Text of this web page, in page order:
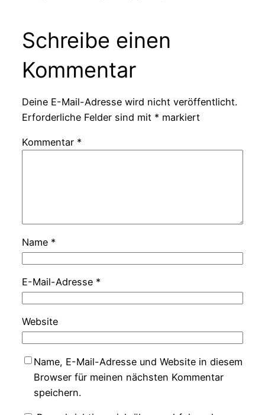
Schreibe einen
Kommentar
Deine E-Mail-Adresse wird nicht veröffentlicht.
Erforderliche Felder sind mit * markiert
Kommentar *
Name *
E-Mail-Adresse *
Website
Name, E-Mail-Adresse und Website in diesem
Browser für meinen nächsten Kommentar
speichern.